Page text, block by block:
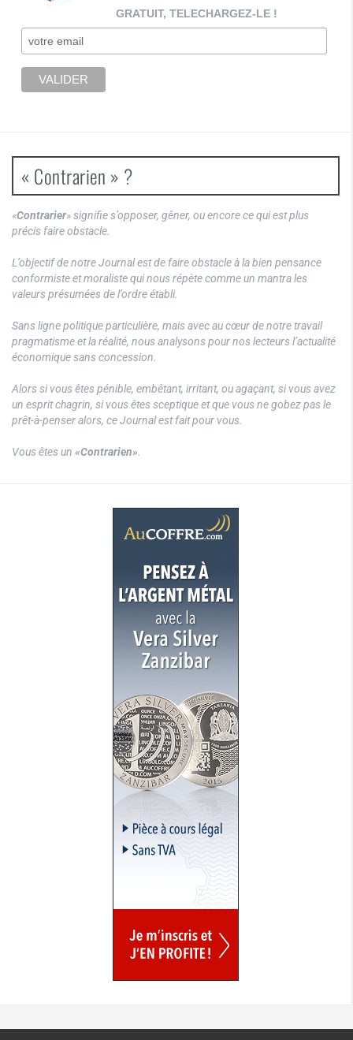
GRATUIT, TELECHARGEZ-LE !
« Contrarien » ?
«Contrarier» signifie s’opposer, gêner, ou encore ce qui est plus
précis faire obstacle.
L’objectif de notre Journal est de faire obstacle à la bien pensance
conformiste et moraliste qui nous répète comme un mantra les
valeurs présumées de l’ordre établi.
Sans ligne politique particulière, mais avec au cœur de notre travail
pragmatisme et la réalité, nous analysons pour nos lecteurs l’actualité
économique sans concession.
Alors si vous êtes pénible, embêtant, irritant, ou agaçant, si vous avez
un esprit chagrin, si vous êtes sceptique et que vous ne gobez pas le
prêt-à-penser alors, ce Journal est fait pour vous.
Vous êtes un «Contrarien».